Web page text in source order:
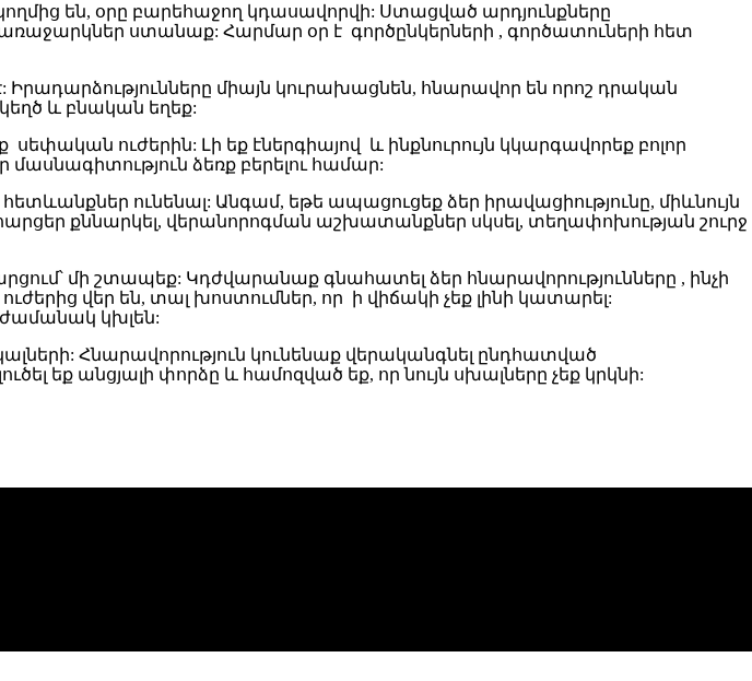
են, օրը բարեհաջող կդասավորվի: Ստացված արդյունքները
ստանաք: Հարմար օր է գործընկերների , գործատուների հետ
Իրադարձությունները միայն կուրախացնեն, հնարավոր են որոշ դրական
և բնական եղեք:
ուժերին: Լի եք էներգիայով և ինքնուրույն կկարգավորեք բոլոր
ձեռք բերելու համար:
ունենալ: Անգամ, եթե ապացուցեք ձեր իրավացիությունը, միևնույն
քննարկել, վերանորոգման աշխատանքներ սկսել, տեղափոխության շուրջ
մի շտապեք: Կդժվարանաք գնահատել ձեր հնարավորությունները , ինչի
վեր են, տալ խոստումներ, որ ի վիճակի չեք լինի կատարել:
ժամանակ կխլեն:
Հնարավորություն կունենաք վերականգնել ընդհատված
եք անցյալի փորձը և համոզված եք, որ նույն սխալները չեք կրկնի: